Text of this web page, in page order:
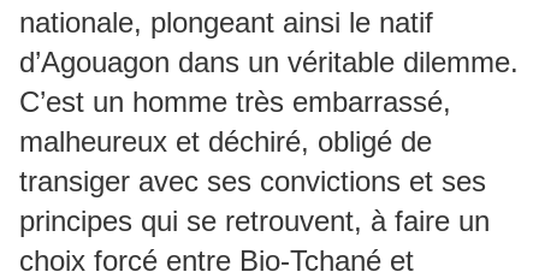
nationale, plongeant ainsi le natif
d’Agouagon dans un véritable dilemme.
C’est un homme très embarrassé,
malheureux et déchiré, obligé de
transiger avec ses convictions et ses
principes qui se retrouvent, à faire un
choix forcé entre Bio-Tchané et